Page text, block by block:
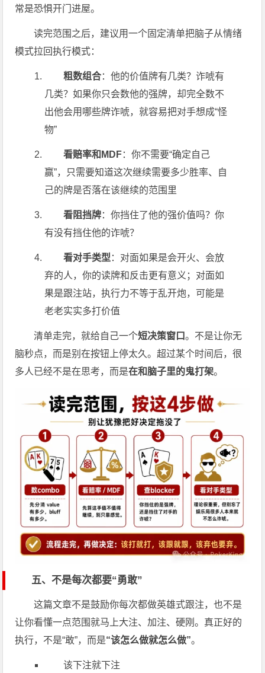
常是恐惧开门进屋。
读完范围之后，建议用一个固定清单把脑子从情绪
模式拉回执行模式：
粗数组合：他的价值牌有几类？诈唬有
几类？如果你只会数他的强牌，却完全数不
出他会用哪些牌诈唬，就容易把对手想成“怪
物”
看赔率和MDF：你不需要“确定自己
赢”，只需要知道这次继续需要多少胜率、自
己的牌是否落在该继续的范围里
看阻挡牌：你挡住了他的强价值吗？你
有没有挡住他的诈唬？
看对手类型 ：对面如果是会开火、会放
弃的人，你的读牌和反击更有意义；对面如
果是跟注站，执行力不等于乱开炮，可能是
老老实实多打价值
清单走完，就给自己一个短决策窗口。不是让你无
脑秒点，而是别在按钮上停太久。超过某个时间后，很
多人已经不是在思考，而是在和脑子里的鬼打架。
五、不是每次都要“勇敢”
这篇文章不是鼓励你每次都做英雄式跟注，也不是
让你看懂一点范围就马上大注、加注、硬刚。真正好的
执行，不是“敢”，而是“该怎么做就怎么做”。
该下注就下注